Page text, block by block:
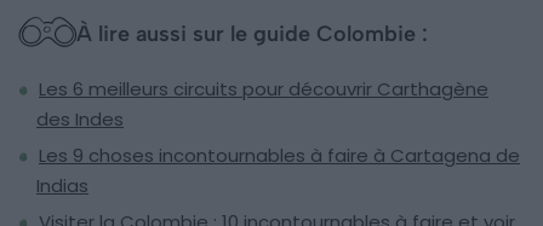
À lire aussi sur le guide Colombie :
Les 6 meilleurs circuits pour découvrir Carthagène
des Indes
Les 9 choses incontournables à faire à Cartagena de
Indias